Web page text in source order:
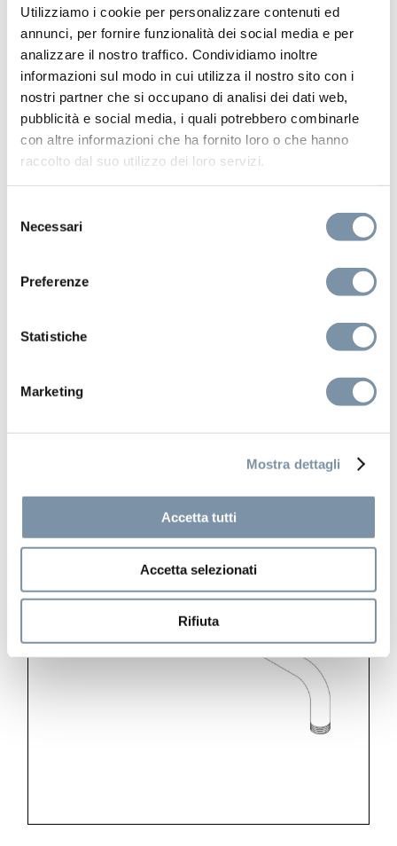
Utilizziamo i cookie per personalizzare contenuti ed
annunci, per fornire funzionalità dei social media e per
analizzare il nostro traffico. Condividiamo inoltre
informazioni sul modo in cui utilizza il nostro sito con i
nostri partner che si occupano di analisi dei dati web,
pubblicità e social media, i quali potrebbero combinarle
con altre informazioni che ha fornito loro o che hanno
raccolto dal suo utilizzo dei loro servizi.
delNecessari
Preferenze
Statistiche
Marketing
Mostra dettagli
Accetta tutti
Accetta selezionati
Rifiuta
Miscelatore lavabo incasso